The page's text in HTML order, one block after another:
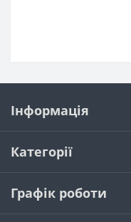
Інформація
Категорії
Графік роботи